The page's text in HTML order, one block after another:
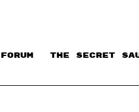
THE SECRET